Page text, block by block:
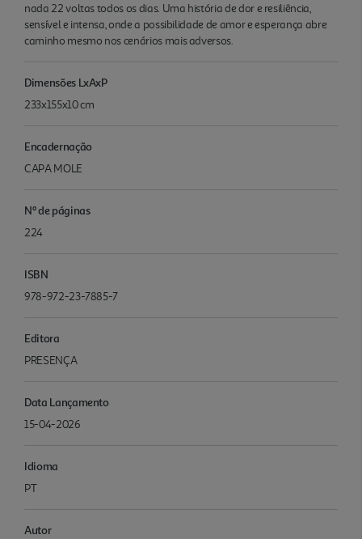
nada 22 voltas todos os dias. Uma história de dor e resiliência,
sensível e intensa, onde a possibilidade de amor e esperança abre
caminho mesmo nos cenários mais adversos.
Dimensões LxAxP
233x155x10 cm
Encadernação
CAPA MOLE
Nº de páginas
224
ISBN
978-972-23-7885-7
Editora
PRESENÇA
Data Lançamento
15-04-2026
Idioma
PT
Autor